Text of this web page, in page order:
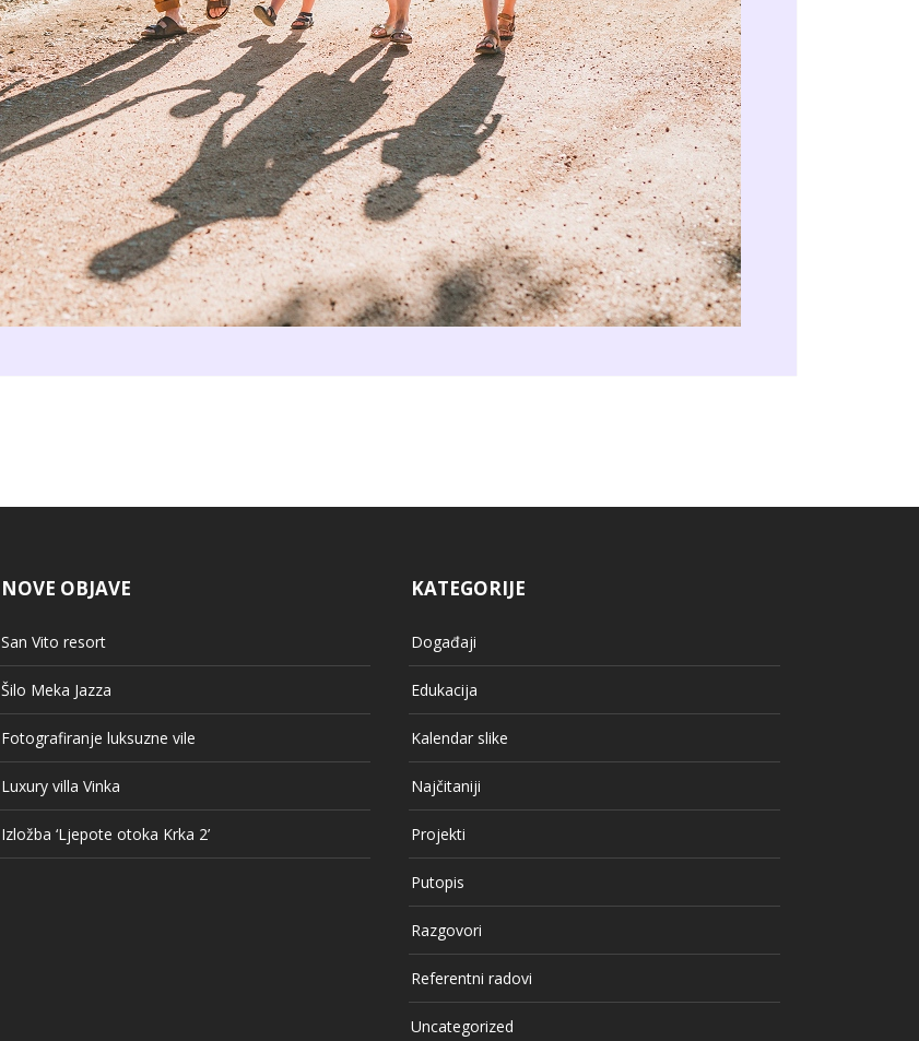
NOVE OBJAVE
San Vito resort
Šilo Meka Jazza
Fotografiranje luksuzne vile
Luxury villa Vinka
Izložba ‘Ljepote otoka Krka 2’
KATEGORIJE
Događaji
Edukacija
Kalendar slike
Najčitaniji
Projekti
Putopis
Razgovori
Referentni radovi
Uncategorized